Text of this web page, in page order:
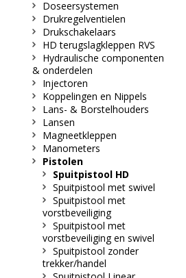
Doseersystemen
Drukregelventielen
Drukschakelaars
HD terugslagkleppen RVS
Hydraulische componenten
& onderdelen
Injectoren
Koppelingen en Nippels
Lans- & Borstelhouders
Lansen
Magneetkleppen
Manometers
Pistolen
Spuitpistool HD
Spuitpistool met swivel
Spuitpistool met
vorstbeveiliging
Spuitpistool met
vorstbeveiliging en swivel
Spuitpistool zonder
trekker/handel